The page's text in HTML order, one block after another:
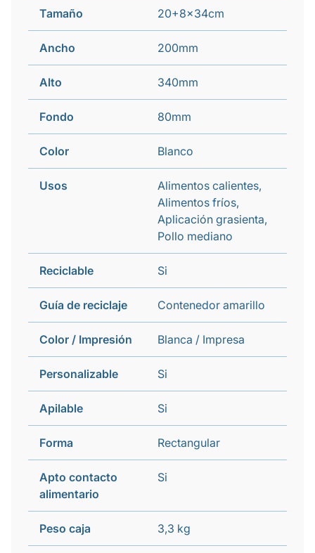
Tamaño 20+8x34cm
Ancho 200mm
Alto 340mm
Fondo 80mm
Color Blanco
Usos
Alimentos calientes,
Alimentos fríos,
Aplicación grasienta,
Pollo mediano
Reciclable Si
Guía de reciclaje Contenedor amarillo
Color / Impresión Blanca / Impresa
Personalizable Si
Apilable Si
Forma Rectangular
Apto contacto
alimentario
Si
Peso caja 3,3 kg